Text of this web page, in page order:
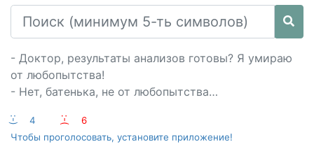
- Доктор, результаты анализов готовы? Я умираю
от любопытства!
- Нет, батенька, не от любопытства…
:-) 4 :-(
6
Чтобы проголосовать, установите приложение!